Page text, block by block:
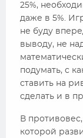
25%,
даже в 5%.
не буду
выводу, не
подумать, с
ставить на
сделать и в
В
которой